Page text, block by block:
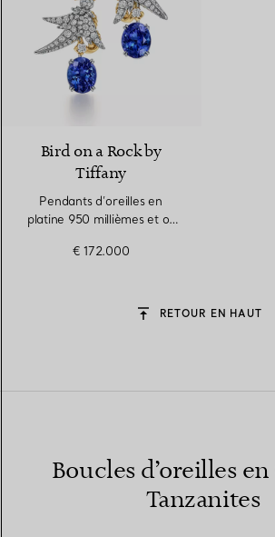
Bird on a Rock by
Tiffany
Pendants d’oreilles en
platine 950 millièmes et or
€ 172.000
RETOUR EN HAUT
Boucles d’oreilles
Tanzanites